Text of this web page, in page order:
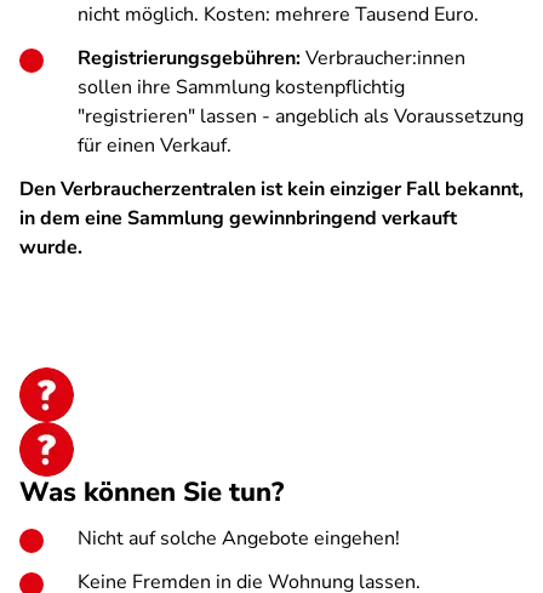
nicht möglich. Kosten: mehrere Tausend Euro.
Registrierungsgebühren:Verbraucher:innen
sollen ihre Sammlung kostenpflichtig
"registrieren" lassen - angeblich als Voraussetzung
für einen Verkauf.
Den Verbraucherzentralen ist kein einziger Fall bekannt,
in dem eine Sammlung gewinnbringend verkauft
wurde.
Was können Sie tun?
Nicht auf solche Angebote eingehen!
Keine Fremden in die Wohnung lassen.